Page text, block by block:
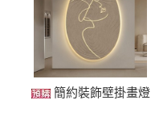
簡約裝飾壁掛畫燈